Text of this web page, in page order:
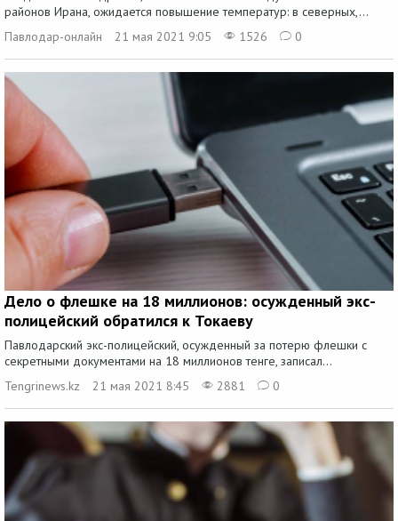
районов Ирана, ожидается повышение температур: в северных,...
Павлодар-онлайн
21 мая 2021 9:05 1526 0
Дело о флешке на 18 миллионов: осужденный экс-
полицейский обратился к Токаеву
Павлодарский экс-полицейский, осужденный за потерю флешки с
секретными документами на 18 миллионов тенге, записал...
Tengrinews.kz
21 мая 2021 8:45 2881 0